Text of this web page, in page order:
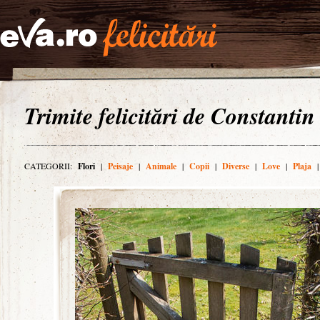
Trimite felicitări de
CATEGORII: Flori | Peisaje | Animale | Copii | Diverse | Love | Plaja |